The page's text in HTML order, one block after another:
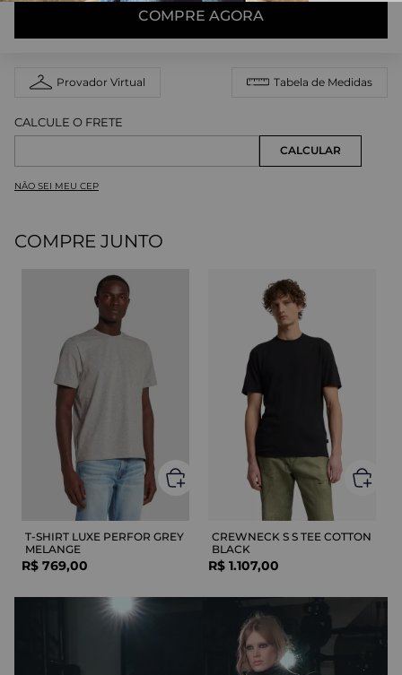
COMPRE AGORA
Provador Virtual Tabela de Medidas
NÃO SEI MEU CEP
COMPRE JUNTO
T-SHIRT LUXE PERFOR GREY
MELANGE
R$ 769,00
CREWNECK S S TEE COTTON
BLACK
R$ 1.107,00